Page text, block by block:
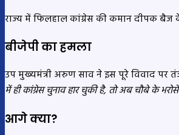
राज्य में फिलहाल कांग्रेस की कमान दीपक
बीजेपी का हमला
उप मुख्यमंत्री अरुण साव ने इस पूरे विवाद पर
में ही कांग्रेस चुनाव हार चुकी है, तो अब चौबे के
आगे क्या?